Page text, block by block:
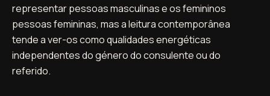
representar pessoas masculinas e os femininos
pessoas femininas, mas a leitura contemporânea
tende a ver-os como qualidades energéticas
independentes do género do consulente ou do
referido.